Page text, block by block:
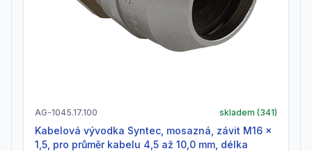
AG-1045.17.100 skladem (341)
Kabelová vývodka Syntec, mosazná, závit M16 x
1,5, pro průměr kabelu 4,5 až 10,0 mm, délka